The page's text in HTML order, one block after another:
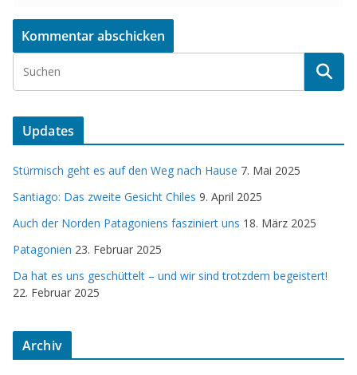
Updates
Stürmisch geht es auf den Weg nach Hause 7. Mai 2025
Santiago: Das zweite Gesicht Chiles 9. April 2025
Auch der Norden Patagoniens fasziniert uns 18. März 2025
Patagonien 23. Februar 2025
Da hat es uns geschüttelt – und wir sind trotzdem begeistert!
22. Februar 2025
Archiv